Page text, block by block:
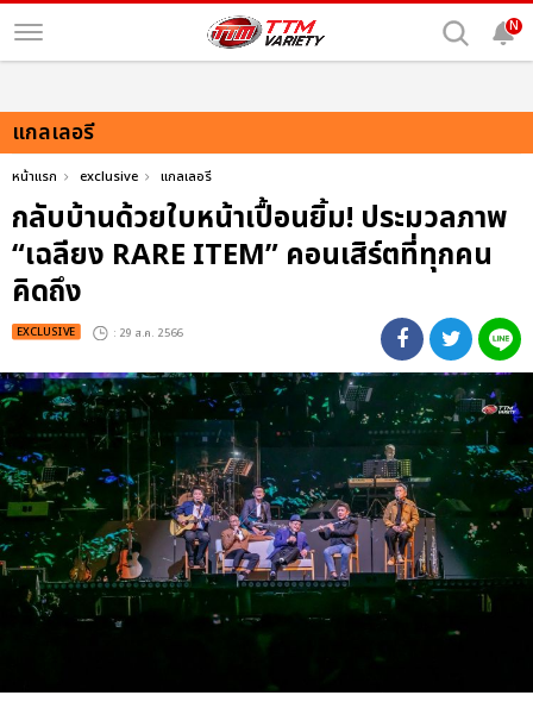
N
แกลเลอรี
หน้าแรก exclusive แกลเลอรี
กลับบ้านด้วยใบหน้าเปื้อนยิ้ม! ประมวลภาพ
“เฉลียง RARE ITEM” คอนเสิร์ตที่ทุกคน
คิดถึง
EXCLUSIVE : 29 ส.ค. 2566